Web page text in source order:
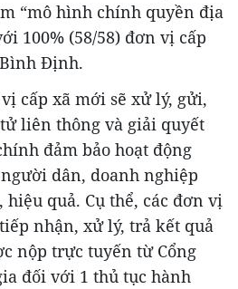
“mô hình chính quyền địa
100% (58/58) đơn vị cấp
Định.
cấp xã mới sẽ xử lý, gửi,
liên thông và giải quyết
đảm bảo hoạt động
dân, doanh nghiệp
hiệu quả. Cụ thể, các đơn vị
nhận, xử lý, trả kết quả
nộp trực tuyến từ Cổng
đối với 1 thủ tục hành